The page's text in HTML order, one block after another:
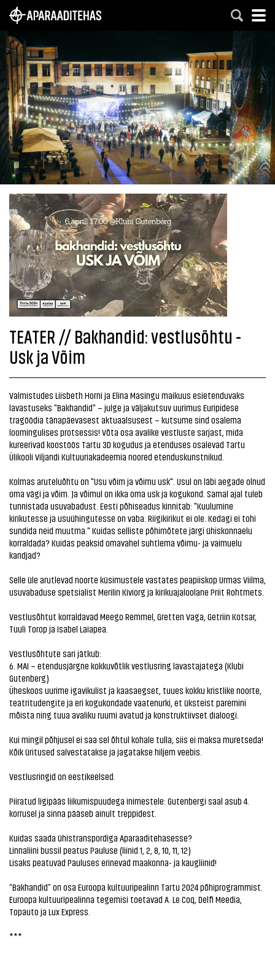
TEATER // Bakhandid: vestlusõhtu -
Usk ja Võim
Valmistudes Liisbeth Horni ja Elina Masingu maikuus esietenduvaks
lavastuseks "Bakhandid" – julge ja väljakutsuv uurimus Euripidese
tragöödia tänapäevasest aktuaalsusest – kutsume sind osalema
loomingulises protsessis! Võta osa avalike vestluste sarjast, mida
kureerivad koostöös Tartu 3D kogudus ja etenduses osalevad Tartu
Ülikooli Viljandi Kultuuriakadeemia noored etenduskunstnikud.
Kolmas aruteluõhtu on "Usu võim ja võimu usk". Usul on läbi aegade olnud
oma vägi ja võim. Ja võimul on ikka oma usk ja kogukond. Samal ajal tuleb
tunnistada usuvabadust. Eesti põhiseadus kinnitab: "Kuulumine
kirikutesse ja usuühingutesse on vaba. Riigikirikut ei ole. Kedagi ei tohi
sundida neid muutma." Kuidas selliste põhimõtete järgi ühiskonnaelu
korraldada? Kuidas peaksid omavahel suhtlema võimu- ja vaimuelu
kandjad?
Selle üle arutlevad noorte küsimustele vastates peapiiskop Urmas Viilma,
usuvabaduse spetsialist Merilin Kiviorg ja kirikuajaloolane Priit Rohtmets.
Vestlusõhtut korraldavad Meego Remmel, Gretten Vaga, Getriin Kotsar,
Tuuli Torop ja Isabel Laiapea.
Vestlusõhtute sari jätkub:
6. MAI – etendusjärgne kokkuvõtlik vestlusring lavastajatega (Klubi
Gutenberg)
Üheskoos uurime igavikulist ja kaasaegset, tuues kokku kristlike noorte,
teatritudengite ja eri kogukondade vaatenurki, et üksteist paremini
mõista ning tuua avaliku ruumi avatud ja konstruktiivset dialoogi.
Kui mingil põhjusel ei saa sel õhtul kohale tulla, siis ei maksa muretseda!
Kõik üritused salvestatakse ja jagatakse hiljem veebis.
Vestlusringid on eestikeelsed.
Piiratud ligipääs liikumispuudega inimestele: Gutenbergi saal asub 4.
korrusel ja sinna pääseb ainult treppidest.
Kuidas saada ühistranspordiga Aparaaditehasesse?
Linnaliini bussil peatus Pauluse (liinid 1, 2, 8, 10, 11, 12)
Lisaks peatuvad Pauluses erinevad maakonna- ja kaugliinid!
“Bakhandid” on osa Euroopa kultuuripealinn Tartu 2024 põhiprogrammist.
Euroopa kultuuripealinna tegemisi toetavad A. Le Coq, Delfi Meedia,
Topauto ja Lux Express.
***